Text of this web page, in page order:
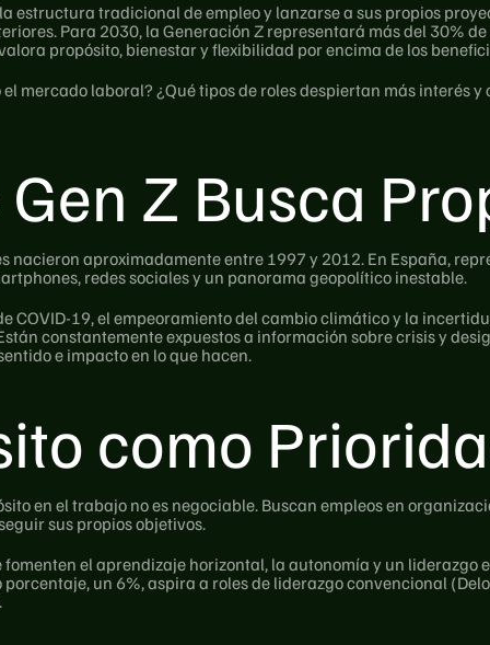
estructura tradicional de empleo y lanzarse a sus propios
Para 2030, la Generación Z representará más del 30%
propósito, bienestar y flexibilidad por encima de los
mercado laboral? ¿Qué tipos de roles despiertan más interés
Z Busca
nacieron aproximadamente entre 1997 y 2012. En España,
redes sociales y un panorama geopolítico inestable.
COVID-19, el empeoramiento del cambio climático y la
constantemente expuestos a información sobre crisis y
e impacto en lo que hacen.
como
en el trabajo no es negociable. Buscan empleos en
sus propios objetivos.
el aprendizaje horizontal, la autonomía y un
un 6%, aspira a roles de liderazgo convencional